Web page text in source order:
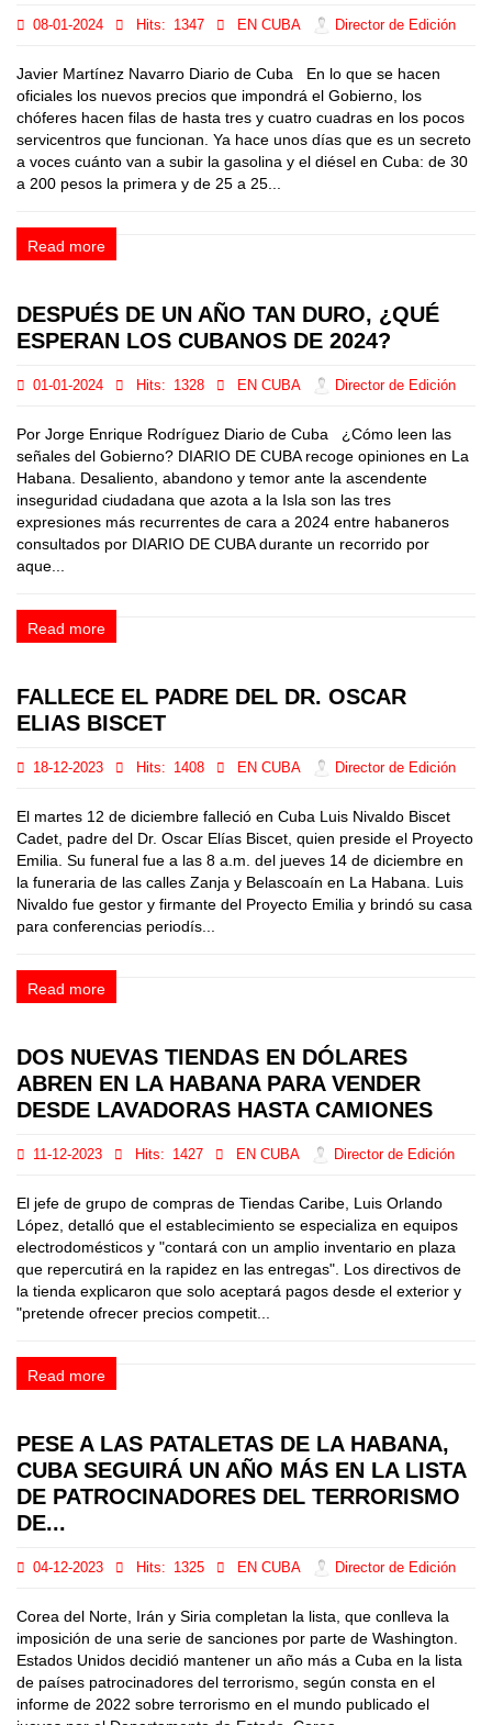
08-01-2024 Hits: 1347 EN CUBA Director de Edición
Javier Martínez Navarro Diario de Cuba En lo que se hacen
oficiales los nuevos precios que impondrá el Gobierno, los
chóferes hacen filas de hasta tres y cuatro cuadras en los pocos
servicentros que funcionan. Ya hace unos días que es un secreto
a voces cuánto van a subir la gasolina y el diésel en Cuba: de 30
a 200 pesos la primera y de 25 a 25...
Read more
DESPUÉS DE UN AÑO TAN DURO, ¿QUÉ
ESPERAN LOS CUBANOS DE 2024?
01-01-2024 Hits: 1328 EN CUBA Director de Edición
Por Jorge Enrique Rodríguez Diario de Cuba ¿Cómo leen las
señales del Gobierno? DIARIO DE CUBA recoge opiniones en La
Habana. Desaliento, abandono y temor ante la ascendente
inseguridad ciudadana que azota a la Isla son las tres
expresiones más recurrentes de cara a 2024 entre habaneros
consultados por DIARIO DE CUBA durante un recorrido por
aque...
Read more
FALLECE EL PADRE DEL DR. OSCAR
ELIAS BISCET
18-12-2023 Hits: 1408 EN CUBA Director de Edición
El martes 12 de diciembre falleció en Cuba Luis Nivaldo Biscet
Cadet, padre del Dr. Oscar Elías Biscet, quien preside el Proyecto
Emilia. Su funeral fue a las 8 a.m. del jueves 14 de diciembre en
la funeraria de las calles Zanja y Belascoaín en La Habana. Luis
Nivaldo fue gestor y firmante del Proyecto Emilia y brindó su casa
para conferencias periodís...
Read more
DOS NUEVAS TIENDAS EN DÓLARES
ABREN EN LA HABANA PARA VENDER
DESDE LAVADORAS HASTA CAMIONES
11-12-2023 Hits: 1427 EN CUBA Director de Edición
El jefe de grupo de compras de Tiendas Caribe, Luis Orlando
López, detalló que el establecimiento se especializa en equipos
electrodomésticos y "contará con un amplio inventario en plaza
que repercutirá en la rapidez en las entregas". Los directivos de
la tienda explicaron que solo aceptará pagos desde el exterior y
"pretende ofrecer precios competit...
Read more
PESE A LAS PATALETAS DE LA HABANA,
CUBA SEGUIRÁ UN AÑO MÁS EN LA LISTA
DE PATROCINADORES DEL TERRORISMO
DE...
04-12-2023 Hits: 1325 EN CUBA Director de Edición
Corea del Norte, Irán y Siria completan la lista, que conlleva la
imposición de una serie de sanciones por parte de Washington.
Estados Unidos decidió mantener un año más a Cuba en la lista
de países patrocinadores del terrorismo, según consta en el
informe de 2022 sobre terrorismo en el mundo publicado el